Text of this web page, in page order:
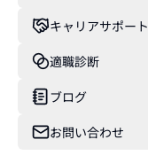
キャリアサポート
適職診断
ブログ
お問い合わせ